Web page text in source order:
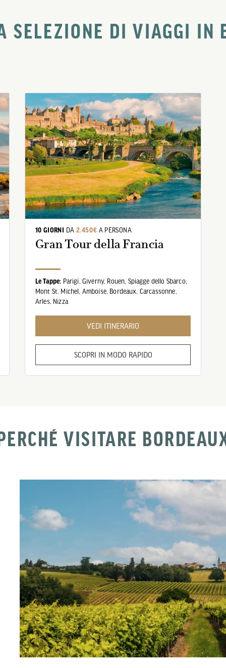
SELEZIONE DI VIAGGI IN
10 GIORNI DA 2.450€ A PERSONA
Gran Tour della Francia
Le Tappe: Parigi, Giverny, Rouen, Spiagge dello Sbarco,
Mont St. Michel, Amboise, Bordeaux, Carcassonne,
Arles, Nizza
VEDI ITINERARIO
SCOPRI IN MODO RAPIDO
VISITARE